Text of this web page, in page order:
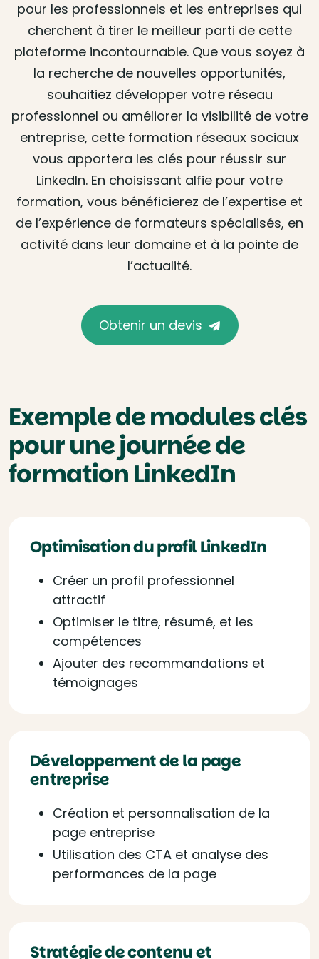
pour les professionnels et les entreprises qui
cherchent à tirer le meilleur parti de cette
plateforme incontournable. Que vous soyez à
la recherche de nouvelles opportunités,
souhaitiez développer votre réseau
professionnel ou améliorer la visibilité de votre
entreprise, cette formation réseaux sociaux
vous apportera les clés pour réussir sur
LinkedIn. En choisissant alfie pour votre
formation, vous bénéficierez de l’expertise et
de l’expérience de formateurs spécialisés, en
activité dans leur domaine et à la pointe de
l’actualité.
Obtenir un devis
Exemple de modules clés
pour une journée de
formation LinkedIn
Optimisation du profil LinkedIn
Créer un profil professionnel
attractif
Optimiser le titre, résumé, et les
compétences
Ajouter des recommandations et
témoignages
Développement de la page
entreprise
Création et personnalisation de la
page entreprise
Utilisation des CTA et analyse des
performances de la page
Stratégie de contenu et